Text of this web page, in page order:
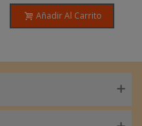
Añadir Al Carrito